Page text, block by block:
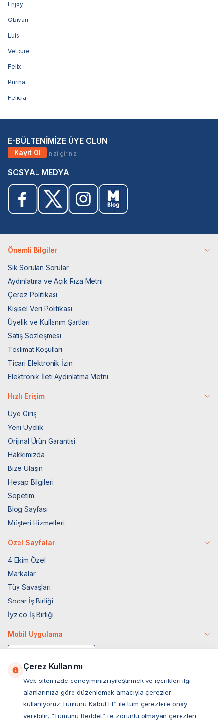
Enjoy
Obivan
Luis
Vetcure
Felix
Purina
Felicia
E-BÜLTENİMİZE ÜYE OLUN!
Kayıt Ol
SOSYAL MEDYA
Önemli Bilgiler
Sık Sorulan Sorular
Aydınlatma ve Açık Rıza Metni
Çerez Politikası
Kişisel Veri Politikası
Üyelik ve Kullanım Şartları
Satış Sözleşmesi
Teslimat Koşulları
Ticari Elektronik İzin
Elektronik İleti Aydınlatma Metni
Hızlı Erişim
Üye Giriş
Yeni Üyelik
Orijinal Ürün Garantisi
Hakkımızda
Bize Ulaşın
Hesap Bilgileri
Sepetim
Blog Sayfası
Müşteri Hizmetleri
Özel Sayfalar
4 Ekim Özel
Markalar
Tüy Savaşları
Socar İş Birliği
İyzico İş Birliği
Mobil Uygulama
Çerez Kullanımı
Web sitemizde deneyiminizi iyileştirmek ve içerikleri ilgi
alanlarınıza göre düzenlemek amacıyla çerezler
kullanıyoruz.Tümünü Kabul Et” ile tüm çerezlere onay
verebilir, “Tümünü Reddet” ile zorunlu olmayan çerezleri